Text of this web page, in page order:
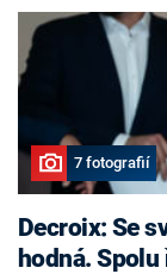
7 fotografií
Decroix: Se
hodná.